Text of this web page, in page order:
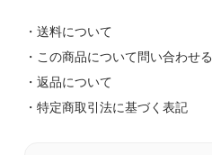
・送料について
・この商品について問い合わせる
・返品について
・特定商取引法に基づく表記